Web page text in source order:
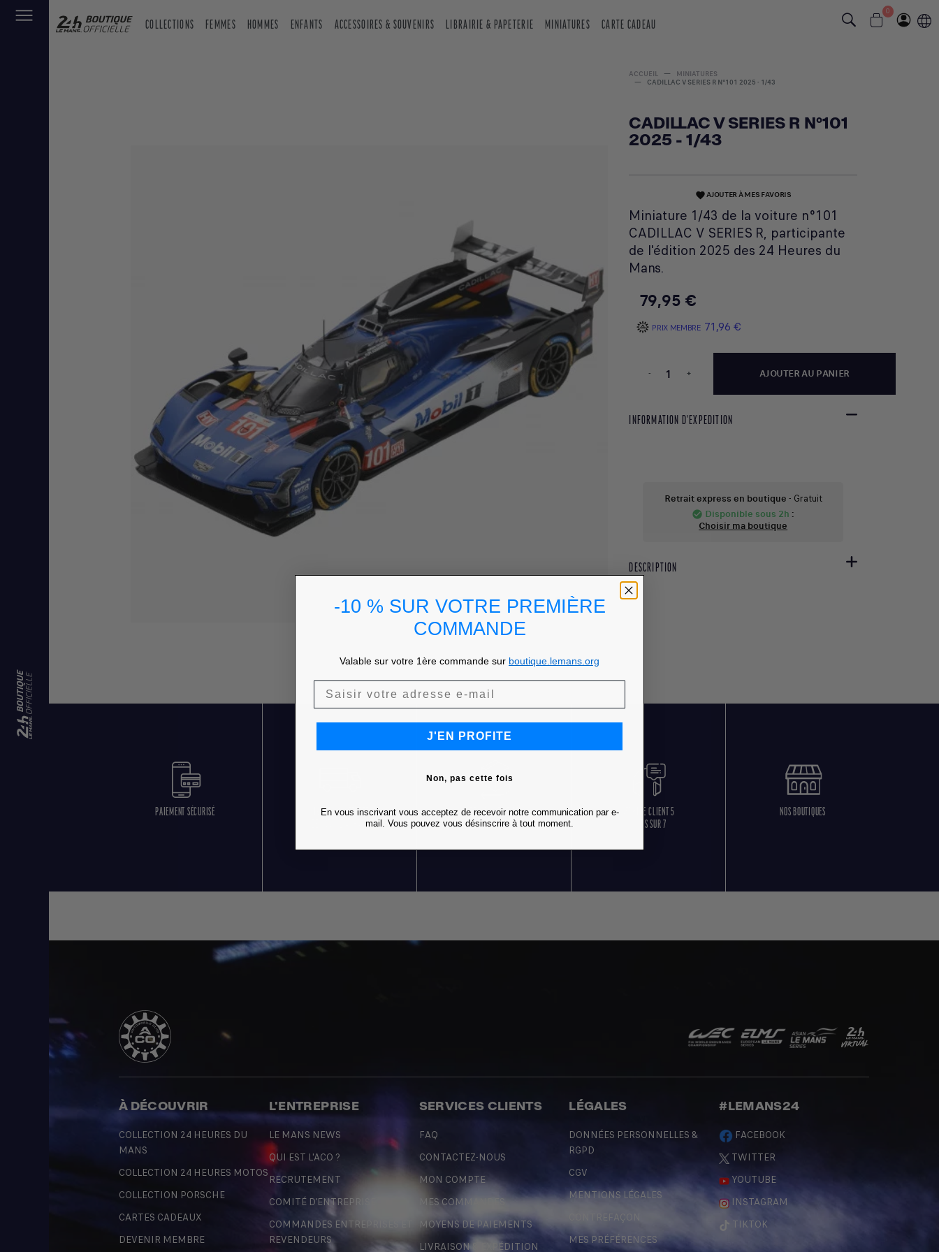
COLLECTIONS FEMMES HOMMES ENFANTS ACCESSOIRES & SOUVENIRS LIBRAIRIE & PAPETERIE MINIATURES CARTE CADEAU
0
ACCUEIL
MINIATURES
CADILLAC V SERIES R N°101 2025 - 1/43
CADILLAC V SERIES R N°101
2025 - 1/43
favoriteAJOUTER À MES FAVORIS
Miniature 1/43 de la voiture n°101
CADILLAC V SERIES R, participante
de l'édition 2025 des 24 Heures du
Mans.
79,95 €
PRIX MEMBRE 71,96 €
- + AJOUTER AU PANIER
INFORMATION D'EXPEDITION
Retrait express en boutique - Gratuit
check_circle Disponible sous 2h :
Choisir ma boutique
DESCRIPTION
PAIEMENT SÉCURISÉ
LIVRAISON OFFERTE
DÈS 85 € D'ACHATS
RETOURS GRATUITS
SERVICE CLIENT 5
JOURS SUR 7
NOS BOUTIQUES
À DÉCOUVRIR
COLLECTION 24 HEURES DU
MANS
COLLECTION 24 HEURES MOTOS
COLLECTION PORSCHE
CARTES CADEAUX
DEVENIR MEMBRE
L'ENTREPRISE
LE MANS NEWS
QUI EST L'ACO ?
RECRUTEMENT
COMITÉ D'ENTREPRISE
COMMANDES ENTREPRISES ET
REVENDEURS
SERVICES CLIENTS
FAQ
CONTACTEZ-NOUS
MON COMPTE
MES COMMANDES
MOYENS DE PAIEMENTS
LIVRAISON & EXPÉDITION
LÉGALES
DONNÉES PERSONNELLES &
RGPD
CGV
MENTIONS LÉGALES
CONTREFAÇON
MES PRÉFÉRENCES
#LEMANS24
FACEBOOK
TWITTER
YOUTUBE
INSTAGRAM
TIKTOK
-10 % SUR VOTRE PREMIÈRE
COMMANDE
Valable sur votre 1ère commande sur boutique.lemans.org
J'EN PROFITE
Non, pas cette fois
En vous inscrivant vous acceptez de recevoir notre communication par e-
mail. Vous pouvez vous désinscrire à tout moment.